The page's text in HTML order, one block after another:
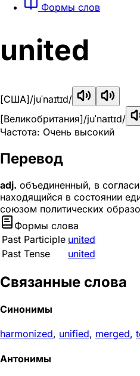
Формы слов
united
[США]/juˈnaɪtɪd/
[Великобритания]/juˈnaɪtɪd/
Частота: Очень высокий
Перевод
adj. объединенный, в
находящийся в состоянии
союзом политических
Формы слова
Past Participle united
Past Tense
united
Связанные слова
Синонимы
harmonized, unified, merged,
Антонимы